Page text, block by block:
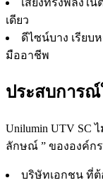
เสียงทรงพลังใ
เดียว
ดีไซน์บาง เรียบ
มืออาชีพ
ประสบการณ์
Unilumin UTV SC
ลักษณ์ ” ขององค์ก
บริษัทเอกชน ที่ต้